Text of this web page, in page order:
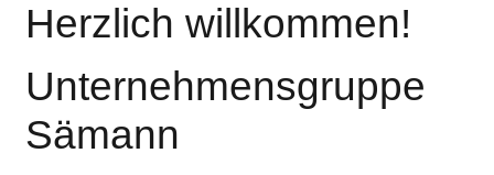
Herzlich willkommen!
Unternehmensgruppe
Sämann